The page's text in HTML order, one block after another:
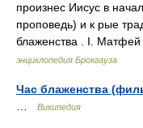
произнес Иисус в
проповедь) и к рые
блаженства . I.
энциклопедия Брокгауза
Час блаженства
Википедия